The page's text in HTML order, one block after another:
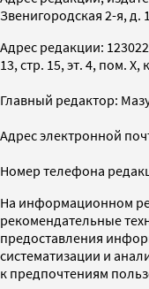
Звенигородская 2-я, д.
Адрес редакции:
13, стр. 15, эт. 4, пом. X,
Главный редактор:
Адрес электронной
Номер телефона
На информационном
рекомендательные
предоставления
систематизации и
к предпочтениям